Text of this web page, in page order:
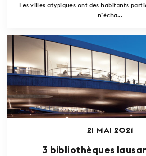
Les villes atypiques ont des habitants
n’écha...
21 MAI 2021
3 bibliothèques